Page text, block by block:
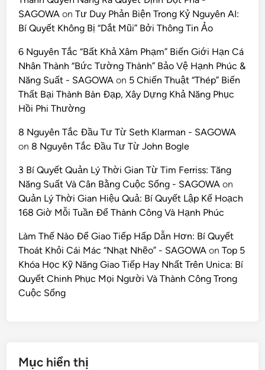
SAGOWA onTư Duy Phản Biện Trong Kỷ Nguyên AI:
Bí Quyết Không Bị “Dắt Mũi” Bởi Thông Tin Ảo
6 Nguyên Tắc “Bất Khả Xâm Phạm” Biến Giới Hạn Cá
Nhân Thành “Bức Tường Thành” Bảo Vệ Hạnh Phúc &
Năng Suất - SAGOWA on 5 Chiến Thuật “Thép” Biến
Thất Bại Thành Bàn Đạp, Xây Dựng Khả Năng Phục
Hồi Phi Thường
8 Nguyên Tắc Đầu Tư Từ Seth Klarman - SAGOWA
on 8 Nguyên Tắc Đầu Tư Từ John Bogle
3 Bí Quyết Quản Lý Thời Gian Từ Tim Ferriss: Tăng
Năng Suất Và Cân Bằng Cuộc Sống - SAGOWA on
Quản Lý Thời Gian Hiệu Quả: Bí Quyết Lập Kế Hoạch
168 Giờ Mỗi Tuần Để Thành Công Và Hạnh Phúc
Làm Thế Nào Để Giao Tiếp Hấp Dẫn Hơn: Bí Quyết
Thoát Khỏi Cái Mác “Nhạt Nhẽo” - SAGOWA onTop 5
Khóa Học Kỹ Năng Giao Tiếp Hay Nhất Trên Unica: Bí
Quyết Chinh Phục Mọi Người Và Thành Công Trong
Cuộc Sống
Mục hiển thị